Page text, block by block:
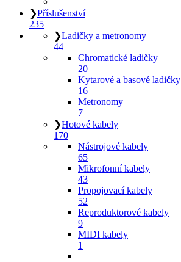
❯Příslušenství
235
❯Ladičky a metronomy
44
Chromatické ladičky
20
Kytarové a basové ladičky
16
Metronomy
7
❯Hotové kabely
170
Nástrojové kabely
65
Mikrofonní kabely
43
Propojovací kabely
52
Reproduktorové kabely
9
MIDI kabely
1